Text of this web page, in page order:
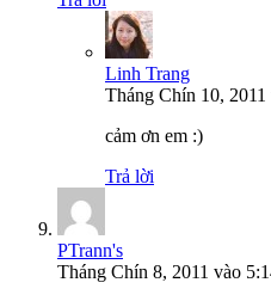
Linh Trang
Tháng Chín 10, 2011
cảm ơn em :)
Trả lời
PTrann's
Tháng Chín 8, 2011 vào